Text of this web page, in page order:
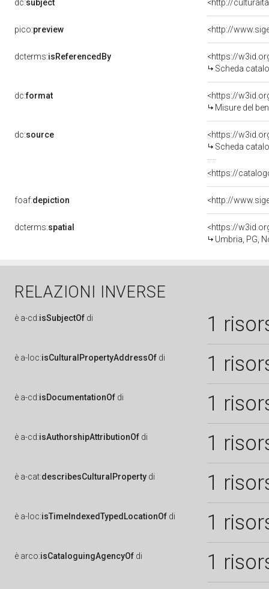
dc:subject <http://
pico:preview
dcterms:isReferencedBy
<https://
Scheda
dc:format
<https://
Misure del
dc:source
<https://
Scheda
<https://
foaf:depiction
dcterms:spatial
<https://
Umbria, PG,
RELAZIONI INVERSE
è a-cd:isSubjectOf di 1
è a-loc:isCulturalPropertyAddressOf di 1
è a-cd:isDocumentationOf di 1
è a-cd:isAuthorshipAttributionOf di 1
è a-cat:describesCulturalProperty di 1
è a-loc:isTimeIndexedTypedLocationOf di 1
è arco:isCataloguingAgencyOf di 1